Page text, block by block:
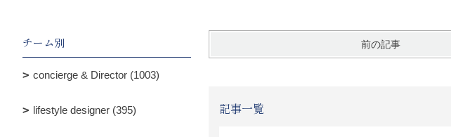
前の記事
記事一覧
チーム別
concierge & Director (1003)
lifestyle designer (395)